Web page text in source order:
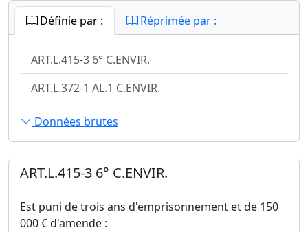
Définie par : Réprimée par :
ART.L.415-3 6° C.ENVIR.
ART.L.372-1 AL.1 C.ENVIR.
Données brutes
ART.L.415-3 6° C.ENVIR.
Est puni de trois ans d'emprisonnement et de 150
000 € d'amende :